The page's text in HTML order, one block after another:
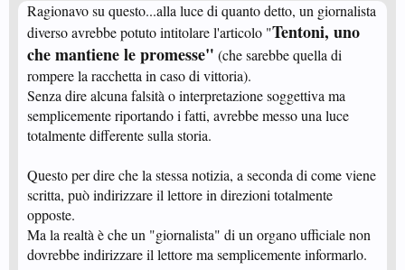
Ragionavo su questo...alla luce di quanto detto, un giornalista
diverso avrebbe potuto intitolare l'articolo "Tentoni, uno
che mantiene le promesse" (che sarebbe quella di
rompere la racchetta in caso di vittoria).
Senza dire alcuna falsità o interpretazione soggettiva ma
semplicemente riportando i fatti, avrebbe messo una luce
totalmente differente sulla storia.
Questo per dire che la stessa notizia, a seconda di come viene
scritta, può indirizzare il lettore in direzioni totalmente
opposte.
Ma la realtà è che un "giornalista" di un organo ufficiale non
dovrebbe indirizzare il lettore ma semplicemente informarlo.